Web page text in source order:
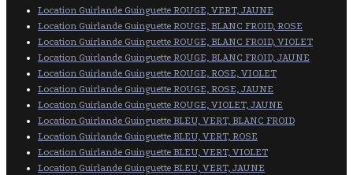
Location Guirlande Guinguette ROUGE, VERT, JAUNE
Location Guirlande Guinguette ROUGE, BLANC FROID, ROSE
Location Guirlande Guinguette ROUGE, BLANC FROID, VIOLET
Location Guirlande Guinguette ROUGE, BLANC FROID, JAUNE
Location Guirlande Guinguette ROUGE, ROSE, VIOLET
Location Guirlande Guinguette ROUGE, ROSE, JAUNE
Location Guirlande Guinguette ROUGE, VIOLET, JAUNE
Location Guirlande Guinguette BLEU, VERT, BLANC FROID
Location Guirlande Guinguette BLEU, VERT, ROSE
Location Guirlande Guinguette BLEU, VERT, VIOLET
Location Guirlande Guinguette BLEU, VERT, JAUNE